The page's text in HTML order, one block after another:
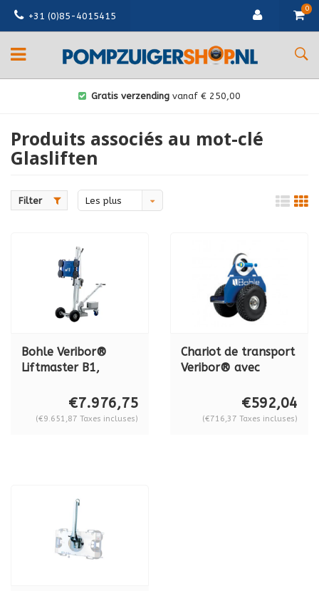
+31 (0)85-4015415
0
Gratis verzending vanaf € 250,00
Produits associés au mot-clé
Glasliften
Filter
Les plus
Bohle Veribor®
Liftmaster B1,
avec 2 systèmes de
vide Liftmaster BO
€7.976,75
(€9.651,87 Taxes incluses)
Chariot de transport
Veribor® avec
€592,04
(€716,37 Taxes incluses)